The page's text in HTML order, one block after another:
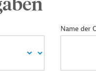
Name der